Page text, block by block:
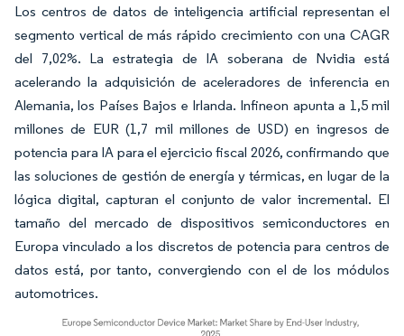
Los centros de datos de inteligencia artificial representan el
segmento vertical de más rápido crecimiento con una CAGR
del 7,02%. La estrategia de IA soberana de Nvidia está
acelerando la adquisición de aceleradores de inferencia en
Alemania, los Países Bajos e Irlanda. Infineon apunta a 1,5 mil
millones de EUR (1,7 mil millones de USD) en ingresos de
potencia para IA para el ejercicio fiscal 2026, confirmando que
las soluciones de gestión de energía y térmicas, en lugar de la
lógica digital, capturan el conjunto de valor incremental. El
tamaño del mercado de dispositivos semiconductores en
Europa vinculado a los discretos de potencia para centros de
datos está, por tanto, convergiendo con el de los módulos
automotrices.